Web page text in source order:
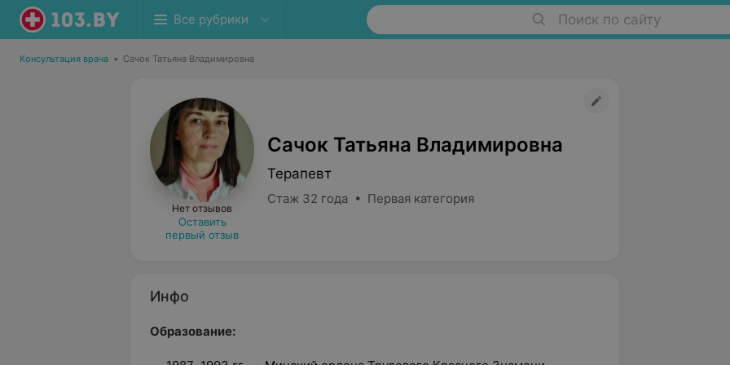
Все рубрики Поиск по сайту
Консультация врача • Сачок Татьяна Владимировна
Нет отзывов
Оставить
первый отзыв
Сачок Татьяна Владимировна
Терапевт
Стаж 32 года • Первая категория
Инфо
Образование: